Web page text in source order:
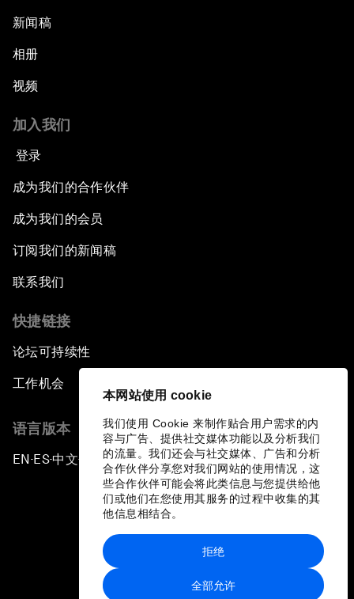
本网站使用 cookie
我们使用 Cookie 来制作贴合用户需求的内
容与广告、提供社交媒体功能以及分析我们
的流量。我们还会与社交媒体、广告和分析
合作伙伴分享您对我们网站的使用情况，这
些合作伙伴可能会将此类信息与您提供给他
们或他们在您使用其服务的过程中收集的其
他信息相结合。
全部允许
拒绝
新闻稿
相册
视频
加入我们
登录
成为我们的合作伙伴
成为我们的会员
订阅我们的新闻稿
联系我们
快捷链接
论坛可持续性
工作机会
语言版本
EN ▪ES▪中文▪ 日本語
站点地图